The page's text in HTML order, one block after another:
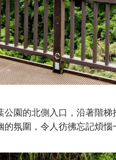
園的北側入口，沿著階
氛圍，令人彷彿忘記煩